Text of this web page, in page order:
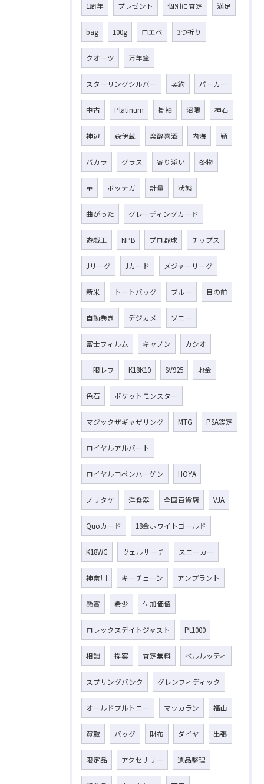
1周年 プレゼント 個別に査定 満足
bag 100g ロエベ 3つ折り
クオーツ 万年筆
スターリングシルバー 契約 パーカー
中古 Platinum 掛軸 沼隈 神石
神辺 森伊蔵 楽酔喜酒 内海 鞆
バカラ グラス 寄り添い 冬物
革 ボッテガ 計量 状態
曲がった グレーディングカード
遊戯王 NPB プロ野球 チップス
Jリーグ Jカード メジャーリーグ
新米 トートバッグ ブルー 目の前
自動巻き デジカメ ソニー
富士フィルム キャノン カシオ
一眼レフ K18K10 SV925 地金
色石 ポケットモンスター
マジックザギャザリング MTG PSA鑑定
ロイヤルアルバート
ロイヤルコペンハーゲン HOYA
ノリタケ 洋食器 全国百貨店 VJA
Quoカード 18金ホワイトゴールド
K18WG ヴェルサーチ スニーカー
神奈川 キーチェーン アンプラント
懸賞 希少 付加価値
ロレックスデイトジャスト Pt1000
相談 提案 査定無料 ベルルッティ
スプリングバンク グレンフィディック
オールドプルトニー マッカラン 福山
買取 バッグ 財布 ダイヤ 出張
限定品 アクセサリー 遺品整理